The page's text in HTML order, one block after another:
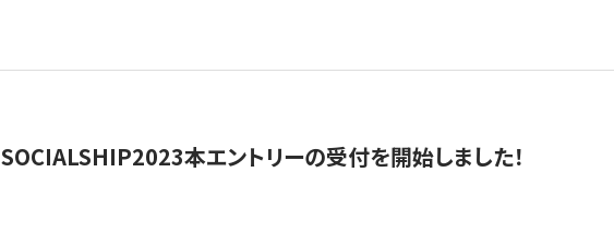
SOCIALSHIP2023本エントリーの受付を開始しました！